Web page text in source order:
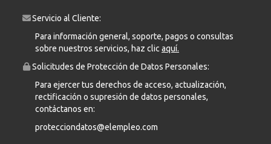
Servicio al Cliente:
Para información general, soporte, pagos o consultas
sobre nuestros servicios, haz clicaquí.
Solicitudes de Protección de Datos Personales:
Para ejercer tus derechos de acceso, actualización,
rectificación o supresión de datos personales,
contáctanos en:
protecciondatos@elempleo.com